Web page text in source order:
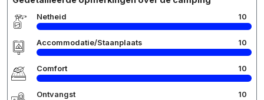
Netheid 10
Accommodatie/Staanplaats 10
Comfort 10
Ontvangst 10